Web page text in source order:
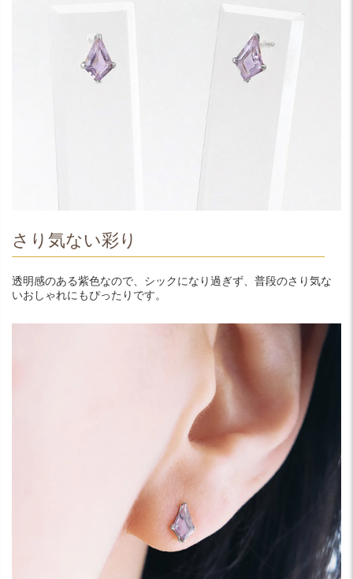
さり気ない彩り
透明感のある紫色なので、シックになり過ぎず、普段のさり気な
いおしゃれにもぴったりです。